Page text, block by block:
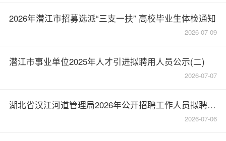
2026年潜江市招募选派“三支一扶” 高校毕业生体检通知
2026-07-09
潜江市事业单位2025年人才引进拟聘用人员公示(二)
2026-07-07
湖北省汉江河道管理局2026年公开招聘工作人员拟聘用人员公示
2026-07-06